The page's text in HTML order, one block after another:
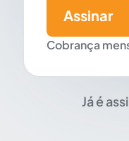
Cobrança
Assinar
Já é